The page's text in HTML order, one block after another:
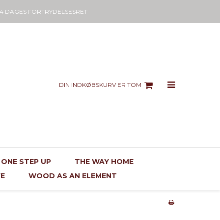
DAGES FORTRYDELSESRET
DIN INDKØBSKURV ER TOM
ONE STEP UP
THE WAY HOME
WOOD AS AN ELEMENT